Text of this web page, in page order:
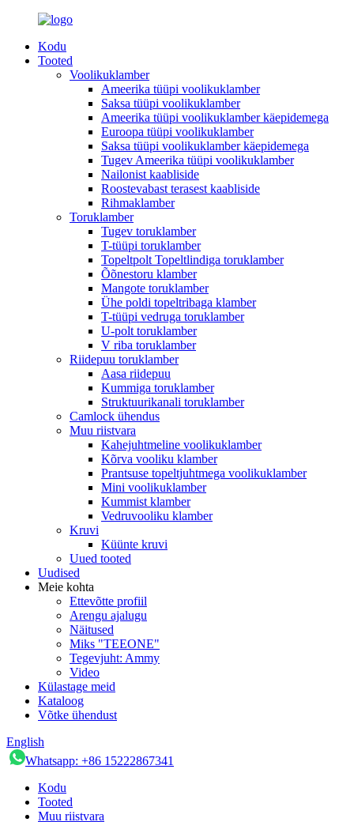
Kodu
Tooted
Voolikuklamber
Ameerika tüüpi voolikuklamber
Saksa tüüpi voolikuklamber
Ameerika tüüpi voolikuklamber käepidemega
Euroopa tüüpi voolikuklamber
Saksa tüüpi voolikuklamber käepidemega
Tugev Ameerika tüüpi voolikuklamber
Nailonist kaabliside
Roostevabast terasest kaabliside
Rihmaklamber
Toruklamber
Tugev toruklamber
T-tüüpi toruklamber
Topeltpolt Topeltlindiga toruklamber
Õõnestoru klamber
Mangote toruklamber
Ühe poldi topeltribaga klamber
T-tüüpi vedruga toruklamber
U-polt toruklamber
V riba toruklamber
Riidepuu toruklamber
Aasa riidepuu
Kummiga toruklamber
Struktuurikanali toruklamber
Camlock ühendus
Muu riistvara
Kahejuhtmeline voolikuklamber
Kõrva vooliku klamber
Prantsuse topeltjuhtmega voolikuklamber
Mini voolikuklamber
Kummist klamber
Vedruvooliku klamber
Kruvi
Küünte kruvi
Uued tooted
Uudised
Meie kohta
Ettevõtte profiil
Arengu ajalugu
Näitused
Miks "TEEONE"
Tegevjuht: Ammy
Video
Külastage meid
Kataloog
Võtke ühendust
English
Whatsapp: +86 15222867341
Kodu
Tooted
Muu riistvara